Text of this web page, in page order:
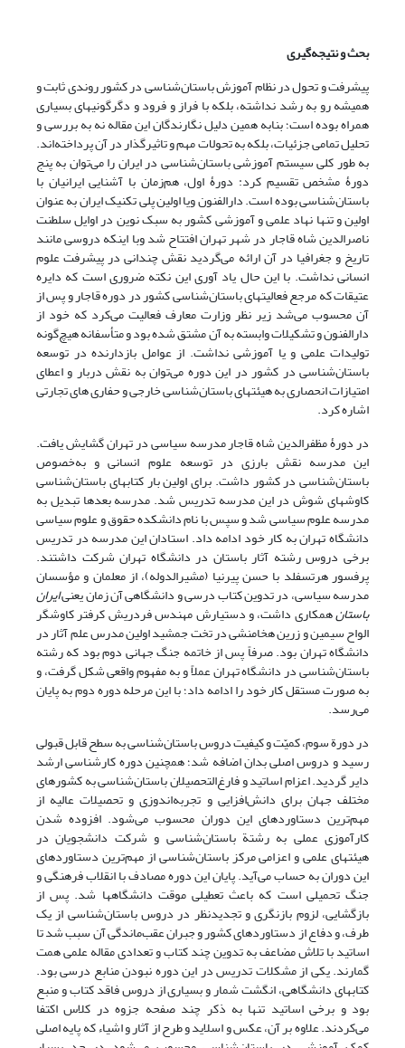
بحث و نتیجه‌گیری
پیشرفت و تحول در نظام آموزش باستان‌شناسی در کشور روندی ثابت و
همیشه رو به رشد نداشته، بلکه با فراز و فرود و دگرگونیهای بسیاری
همراه بوده است؛ بنابه همین دلیل نگارندگان این مقاله نه به بررسی و
تحلیل تمامی جزئیات، بلکه به تحولات مهم و تاثیرگذار در آن پرداخته‌اند.
به طور کلی سیستم آموزشی باستان‌شناسی در ایران را می‌توان به پنج
دورۀ مشخص تقسیم کرد: دورۀ اول، هم‌زمان با آشنایی ایرانیان با
باستان‌شناسی بوده است. دارالفنون ویا اولین پلی تکنیک ایران به عنوان
اولین و تنها نهاد علمی و آموزشی کشور به سبک نوین در اوایل سلطنت
ناصرالدین شاه قاجار در شهر تهران افتتاح شد وبا اینکه دروسی مانند
تاریخ و جغرافیا در آن ارائه می‌گردید نقش چندانی در پیشرفت علوم
انسانی نداشت. با این حال یاد آوری این نکته ضروری است که دایره
عتیقات که مرجع فعالیتهای باستان‌شناسی کشور در دوره قاجار و پس از
آن محسوب می‌شد زیر نظر وزارت معارف فعالیت می‌کرد که خود از
دارالفنون و تشکیلات وابسته به آن مشتق شده بود و متأسفانه هیچ‌گونه
تولیدات علمی و یا آموزشی نداشت. از عوامل بازدارنده در توسعه
باستان‌شناسی در کشور در این دوره می‌توان به نقش دربار و اعطای
امتیازات انحصاری به هیئتهای باستان‌شناسی خارجی و حفاری های تجارتی
اشاره کرد.
در دورۀ مظفرالدین شاه قاجار مدرسه سیاسی در تهران گشایش یافت.
این مدرسه نقش بارزی در توسعه علوم انسانی و به‌خصوص
باستان‌شناسی در کشور داشت. برای اولین بار کتابهای باستان‌شناسی
کاوشهای شوش در این مدرسه تدریس شد. مدرسه بعدها تبدیل به
مدرسه علوم سیاسی شد و سپس با نام دانشکده حقوق و علوم سیاسی
دانشگاه تهران به کار خود ادامه داد. استادان این مدرسه در تدریس
برخی دروس رشته آثار باستان در دانشگاه تهران شرکت داشتند.
پرفسور هرتسفلد با حسن پیرنیا (مشیرالدوله)، از معلمان و مؤسسان
مدرسه سیاسی، در تدوین کتاب درسی و دانشگاهی آن زمان یعنیایران
باستانهمکاری داشت، و دستیارش مهندس فردریش کرفتر کاوشگر
الواح سیمین و زرین هخامنشی در تخت جمشید اولین مدرس علم آثار در
دانشگاه تهران بود. صرفاً پس از خاتمه جنگ جهانی دوم بود که رشته
باستان‌شناسی در دانشگاه تهران عملاً و به مفهوم واقعی شکل گرفت، و
به صورت مستقل کار خود را ادامه داد؛ با این مرحله دوره دوم به پایان
می‌رسد.
در دورة سوم، کمیّت و کیفیت دروس باستان‌شناسی به سطح قابل قبولی
رسید و دروس اصلی بدان اضافه شد؛ همچنین دوره کارشناسی ارشد
دایر گردید. اعزام اساتید و فارغ‌التحصیلان باستان‌شناسی به کشورهای
مختلف جهان برای دانش‌افزایی و تجربه‌اندوزی و تحصیلات عالیه از
مهم‌ترین دستاوردهای این دوران محسوب می‌شود. افزوده شدن
کارآموزی عملی به رشتة باستان‌شناسی و شرکت دانشجویان در
هیئتهای علمی و اعزامی مرکز باستان‌شناسی از مهم‌ترین دستاوردهای
این دوران به حساب می‌آید. پایان این دوره مصادف با انقلاب فرهنگی و
جنگ تحمیلی است که باعث تعطیلی موقت دانشگاهها شد. پس از
بازگشایی، لزوم بازنگری و تجدیدنظر در دروس باستان‌شناسی از یک
طرف، و دفاع از دستاوردهای کشور و جبران عقب‌ماندگی آن سبب شد تا
اساتید با تلاش مضاعف به تدوین چند کتاب و تعدادی مقاله علمی همت
گمارند. یکی از مشکلات تدریس در این دوره نبودن منابع درسی بود.
کتابهای دانشگاهی، انگشت شمار و بسیاری از دروس فاقد کتاب و منبع
بود و برخی اساتید تنها به ذکر چند صفحه جزوه در کلاس اکتفا
می‌کردند. علاوه بر آن، عکس و اسلاید و طرح از آثار و اشیاء که پایه اصلی